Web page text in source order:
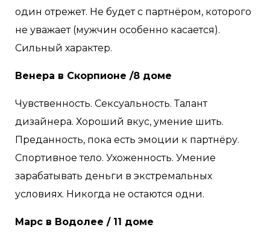
один отрежет. Не будет с партнёром, которого
не уважает (мужчин особенно касается).
Сильный характер.
Венера в Скорпионе /8 доме
Чувственность. Сексуальность. Талант
дизайнера. Хороший вкус, умение шить.
Преданность, пока есть эмоции к партнёру.
Спортивное тело. Ухоженность. Умение
зарабатывать деньги в экстремальных
условиях. Никогда не остаются одни.
Марс в Водолее / 11 доме